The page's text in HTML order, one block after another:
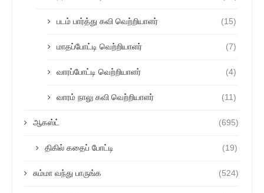
படம் பார்த்து கவி வெற்றியாளர் (15)
மாதப்போட்டி வெற்றியாளர் (7)
வாரப்போட்டி வெற்றியாளர் (4)
வாரம் நாலு கவி வெற்றியாளர் (11)
ஆகஸ்ட் (695)
திகில் கதைப் போட்டி (19)
சும்மா வந்து பாருங்க (524)